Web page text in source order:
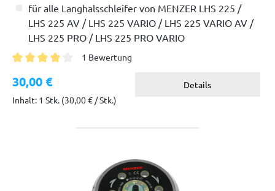
für alle Langhalsschleifer von MENZER LHS 225 /
LHS 225 AV / LHS 225 VARIO / LHS 225 VARIO AV /
LHS 225 PRO / LHS 225 PRO VARIO
1 Bewertung
30,00 €
Inhalt: 1 Stk. (30,00 € / Stk.)
Details